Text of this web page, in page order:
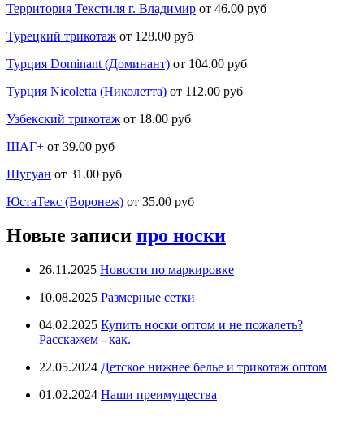
Территория Текстиля г. Владимир от 46.00 руб
Турецкий трикотаж от 128.00 руб
Турция Dominant (Доминант) от 104.00 руб
Турция Nicoletta (Николетта) от 112.00 руб
Узбекский трикотаж от 18.00 руб
ШАГ+ от 39.00 руб
Шугуан от 31.00 руб
ЮстаТекс (Воронеж) от 35.00 руб
Новые записи про носки
26.11.2025 Новости по маркировке
10.08.2025 Размерные сетки
04.02.2025 Купить носки оптом и не пожалеть?
Расскажем - как.
22.05.2024 Детское нижнее белье и трикотаж оптом
01.02.2024 Наши преимущества